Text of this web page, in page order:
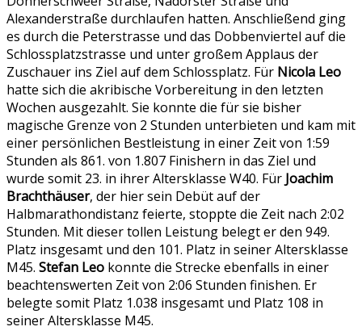
Alexanderstraße durchlaufen hatten. Anschließend ging
es durch die Peterstrasse und das Dobbenviertel auf die
Schlossplatzstrasse und unter großem Applaus der
Zuschauer ins Ziel auf dem Schlossplatz. Für Nicola Leo
hatte sich die akribische Vorbereitung in den letzten
Wochen ausgezahlt. Sie konnte die für sie bisher
magische Grenze von 2 Stunden unterbieten und kam mit
einer persönlichen Bestleistung in einer Zeit von 1:59
Stunden als 861. von 1.807 Finishern in das Ziel und
wurde somit 23. in ihrer Altersklasse W40. Für Joachim
Brachthäuser, der hier sein Debüt auf der
Halbmarathondistanz feierte, stoppte die Zeit nach 2:02
Stunden. Mit dieser tollen Leistung belegt er den 949.
Platz insgesamt und den 101. Platz in seiner Altersklasse
M45. Stefan Leo konnte die Strecke ebenfalls in einer
beachtenswerten Zeit von 2:06 Stunden finishen. Er
belegte somit Platz 1.038 insgesamt und Platz 108 in
seiner Altersklasse M45.